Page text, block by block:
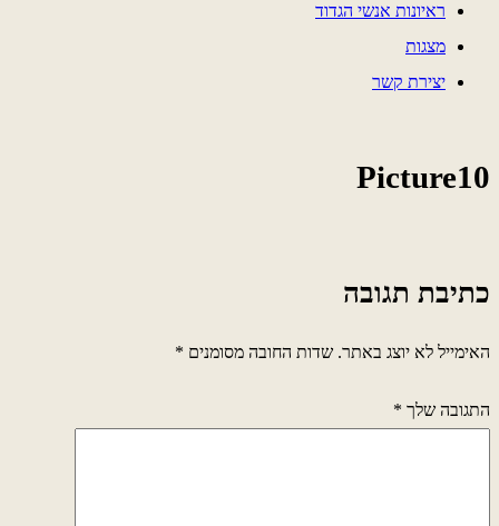
ראיונות אנשי הגדוד
מצגות
יצירת קשר
Picture10
כתיבת תגובה
האימייל לא יוצג באתר. שדות החובה מסומנים *
התגובה שלך *